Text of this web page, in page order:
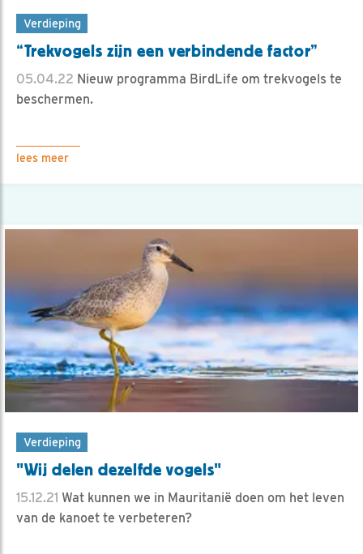
Verdieping
“Trekvogels zijn een verbindende factor”
05.04.22 Nieuw programma BirdLife om trekvogels te
beschermen.
lees meer
Verdieping
"Wij delen dezelfde vogels"
15.12.21 Wat kunnen we in Mauritanië doen om het leven
van de kanoet te verbeteren?